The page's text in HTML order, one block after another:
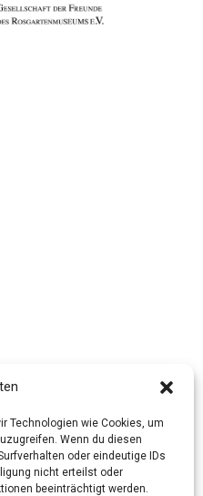
Technologien wie Cookies, um
Wenn du diesen
oder eindeutige IDs
nicht erteilst oder
beeinträchtigt werden.